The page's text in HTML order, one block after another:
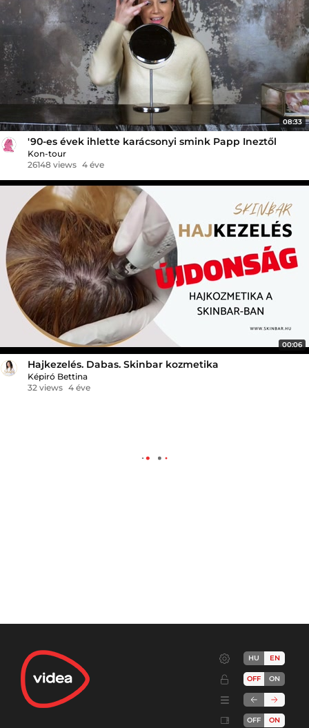
08:33
'90-es évek ihlette karácsonyi smink Papp Ineztől
Kon-tour
26148 views 4 éve
00:06
Hajkezelés. Dabas. Skinbar kozmetika
Képiró Bettina
32 views 4 éve
HU EN
OFF ON
OFF ON